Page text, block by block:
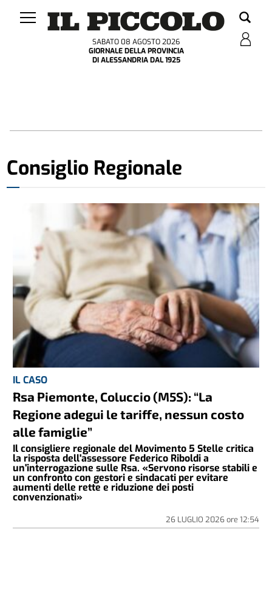
SABATO 08 AGOSTO 2026
GIORNALE DELLA PROVINCIA
DI ALESSANDRIA DAL 1925
Consiglio Regionale
IL CASO
Rsa Piemonte, Coluccio (M5S): “La
Regione adegui le tariffe, nessun costo
alle famiglie”
Il consigliere regionale del Movimento 5 Stelle critica
la risposta dell'assessore Federico Riboldi a
un'interrogazione sulle Rsa. «Servono risorse stabili e
un confronto con gestori e sindacati per evitare
aumenti delle rette e riduzione dei posti
convenzionati»
26 LUGLIO 2026ore 12:54